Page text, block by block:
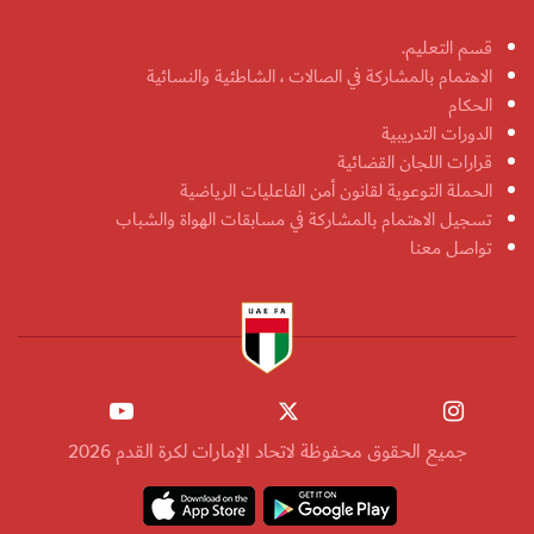
قسم التعليم.
الاهتمام بالمشاركة في الصالات ، الشاطئية والنسائية
الحكام
الدورات التدريبية
قرارات اللجان القضائية
الحملة التوعوية لقانون أمن الفاعليات الرياضية
تسجيل الاهتمام بالمشاركة في مسابقات الهواة والشباب
تواصل معنا
جميع الحقوق محفوظة لاتحاد الإمارات لكرة القدم 2026